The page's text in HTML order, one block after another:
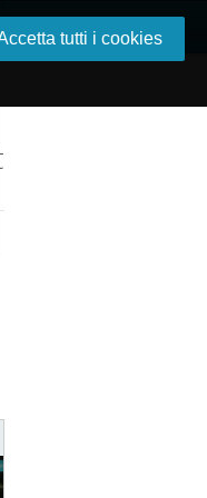
tutti i cookies